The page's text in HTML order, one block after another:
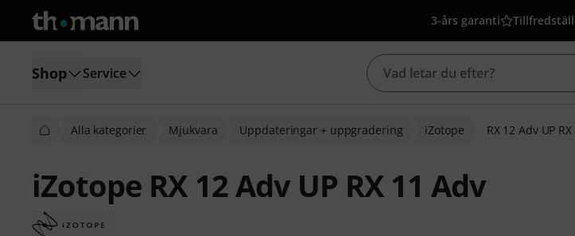
3-års garanti
Shop Service
Alla kategorier Mjukvara Uppdateringar + uppgradering iZotope RX 12 Adv UP
iZotope RX 12 Adv UP RX 11 Adv